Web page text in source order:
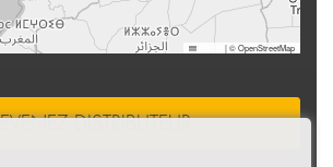
|© OpenStreetMap
DISTRIBUTEUR